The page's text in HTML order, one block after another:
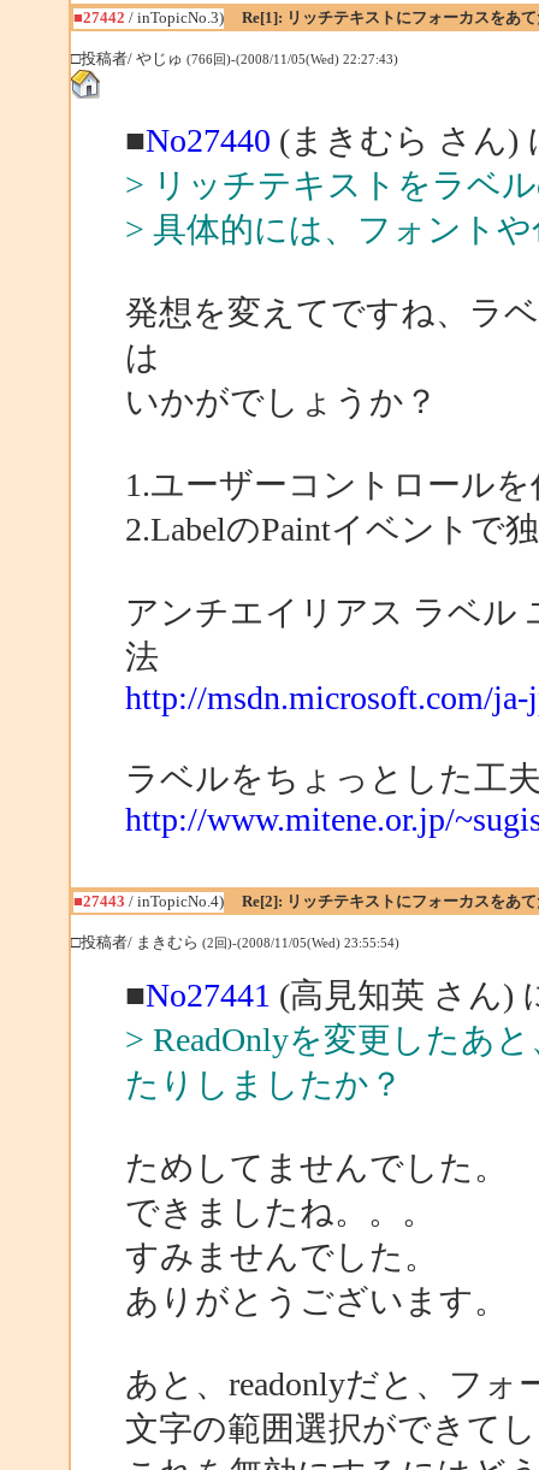
■27442 / inTopicNo.3) Re[1]: リッチテキストにフォーカスをあ
□投稿者/ やじゅ (766回)-(2008/11/05(Wed) 22:27:43)
■No27440 (まきむら さん)
> リッチテキストをラベ
> 具体的には、フォント
発想を変えてですね、ラ
は
いかがでしょうか？
1.ユーザーコントロール
2.LabelのPaintイベントで
アンチエイリアス ラベル
法
http://msdn.microsoft.com/
ラベルをちょっとした工
http://www.mitene.or.jp/
■27443 / inTopicNo.4) Re[2]: リッチテキストにフォーカスをあ
□投稿者/ まきむら (2回)-(2008/11/05(Wed) 23:55:54)
■No27441 (高見知英 さん)
> ReadOnlyを変更したあ
たりしましたか？
ためしてませんでした。
できましたね。。。
すみませんでした。
ありがとうございます。
あと、readonlyだと、フ
文字の範囲選択ができて